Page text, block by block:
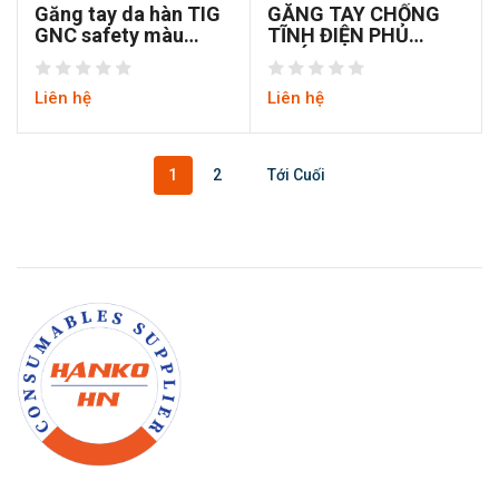
Găng tay da hàn TIG
GNC safety màu
vàng
Liên hệ
GĂNG TAY CHỐNG
TĨNH ĐIỆN PHỦ
NGÓN PU
Liên hệ
1 2 Tới Cuối